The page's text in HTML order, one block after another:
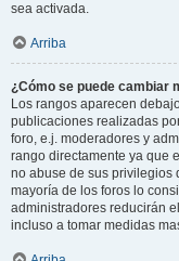
sea activada.
Arriba
¿Cómo se puede cambiar
Los rangos aparecen
publicaciones realizadas
foro, e.j. moderadores y
rango directamente ya que
no abuse de sus privilegios
mayoría de los foros lo
administradores reducirán
incluso a tomar medidas